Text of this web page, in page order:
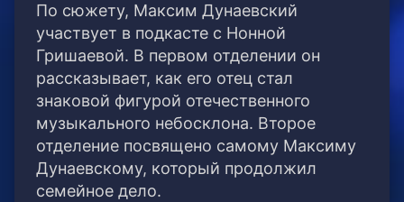
По сюжету, Максим Дунаевский
участвует в подкасте с Нонной
Гришаевой. В первом отделении он
рассказывает, как его отец стал
знаковой фигурой отечественного
музыкального небосклона. Второе
отделение посвящено самому Максиму
Дунаевскому, который продолжил
семейное дело.